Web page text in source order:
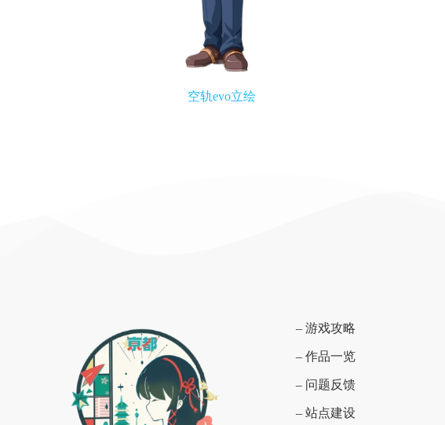
空轨evo立绘
– 游戏攻略
– 作品一览
– 问题反馈
– 站点建设